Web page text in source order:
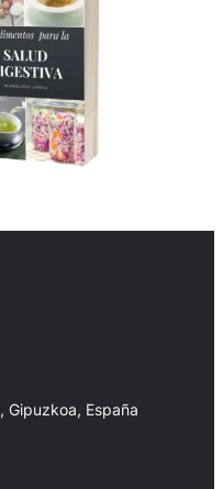
Gipuzkoa, España